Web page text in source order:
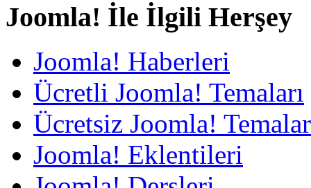
Joomla! İle İlgili Herşey
Joomla! Haberleri
Ücretli Joomla! Temaları
Ücretsiz Joomla!
Joomla! Eklentileri